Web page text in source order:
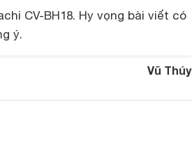
CV-BH18. Hy vọng bài viết có
ý.
Vũ Thúy